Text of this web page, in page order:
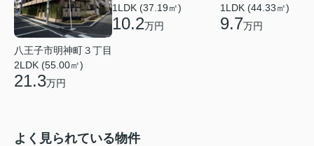
八王子市明神町３丁目
2LDK (55.00㎡)
21.3万円
1LDK (37.19㎡)
10.2万円
1LDK (44.33㎡)
9.7万円
よく見られている物件